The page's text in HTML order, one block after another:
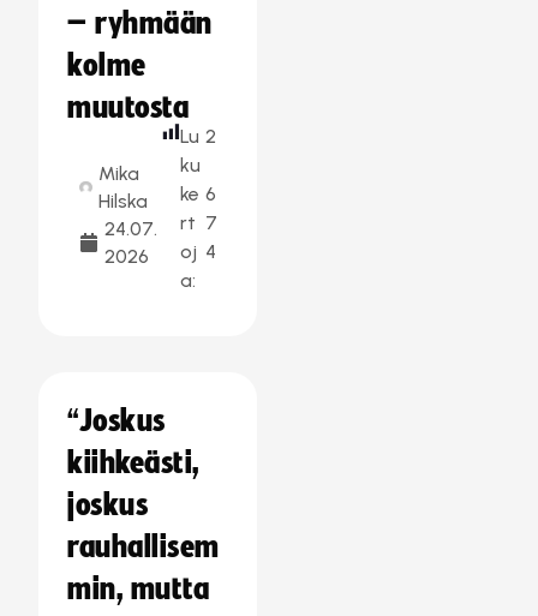
– ryhmään
kolme
muutosta
Mika
Hilska
24.07.
2026
Lu
ku
ke
rt
oj
a:
2
6
7
4
“Joskus
kiihkeästi,
joskus
rauhallisem
min, mutta